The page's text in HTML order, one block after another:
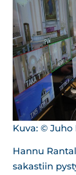
Kuva: © Juho
Hannu
sakastiin